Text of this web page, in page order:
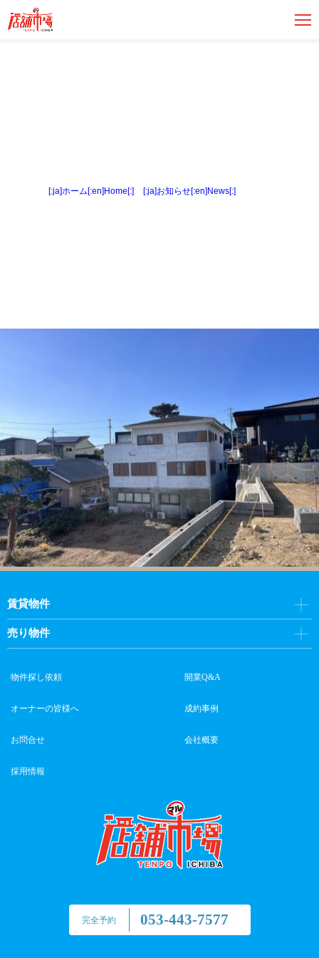
[:ja]ホーム[:en]Home[:] [:ja]お知らせ[:en]News[:]
完全予約 053-443-7577
賃貸物件
売り物件
物件探し依頼 開業Q&A
オーナーの皆様へ 成約事例
お問合せ 会社概要
採用情報